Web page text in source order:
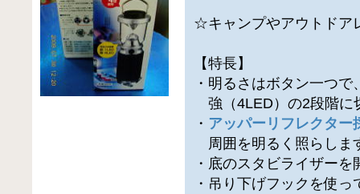
☆キャンプやアウトドア
【特長】
・明るさはボタン一つ
強（4LED）の2段階に
・ アッパーリフレクター
周囲を明るく照らしま
・底のスタビライザー
・吊り下げフックを使